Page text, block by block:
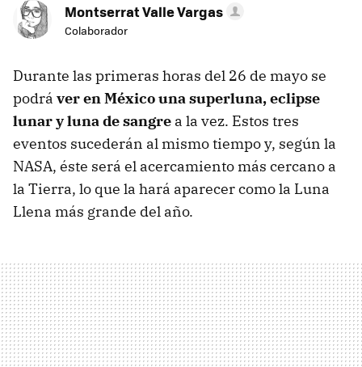
Montserrat Valle Vargas
Colaborador
Durante las primeras horas del 26 de mayo se
podrá ver en México una superluna, eclipse
lunar y luna de sangre a la vez. Estos tres
eventos sucederán al mismo tiempo y, según la
NASA, éste será el acercamiento más cercano a
la Tierra, lo que la hará aparecer como la Luna
Llena más grande del año.